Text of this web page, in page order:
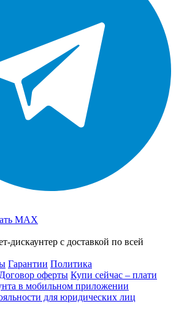
MAX
дискаунтер с доставкой по всей
Гарантии Политика
Договор оферты Купи сейчас – плати
в мобильном приложении
для юридических лиц